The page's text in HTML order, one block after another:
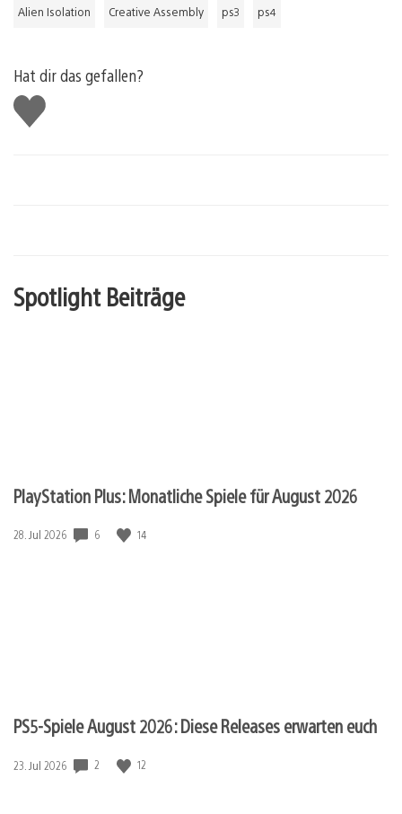
Alien Isolation Creative Assembly ps3 ps4
Hat dir das gefallen?
Gefällt
mir
Spotlight Beiträge
PlayStation Plus: Monatliche Spiele für August 2026
Veröffentlichungsdatum:
28. Jul 2026 6 14
PS5-Spiele August 2026: Diese Releases erwarten euch
Veröffentlichungsdatum:
23. Jul 2026 2 12